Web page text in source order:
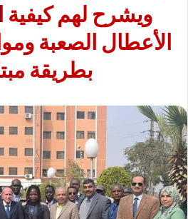
ويشرح لهم كيفية
الأعطال الصعبة
بطريقة